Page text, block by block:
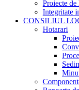
Proiecte de
Integritate
CONSILIUL
Hotarari